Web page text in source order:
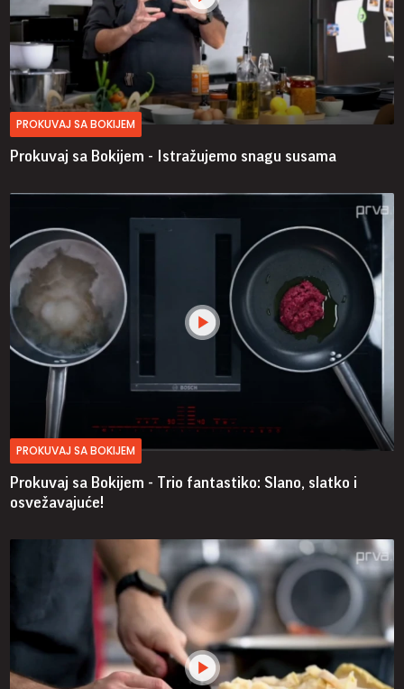
PROKUVAJ SA BOKIJEM
Prokuvaj sa Bokijem - Istražujemo snagu susama
PROKUVAJ SA BOKIJEM
Prokuvaj sa Bokijem - Trio fantastiko: Slano, slatko i
osvežavajuće!